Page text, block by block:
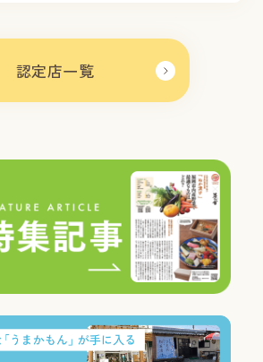
認定店一覧